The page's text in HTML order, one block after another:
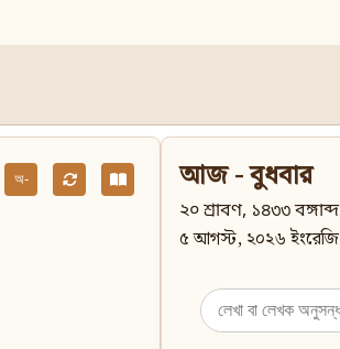
অ- আজ - বুধবার
২০ শ্রাবণ, ১৪৩৩ বঙ্গাব্দ
৫ আগস্ট, ২০২৬ ইংরেজি
Search
for: